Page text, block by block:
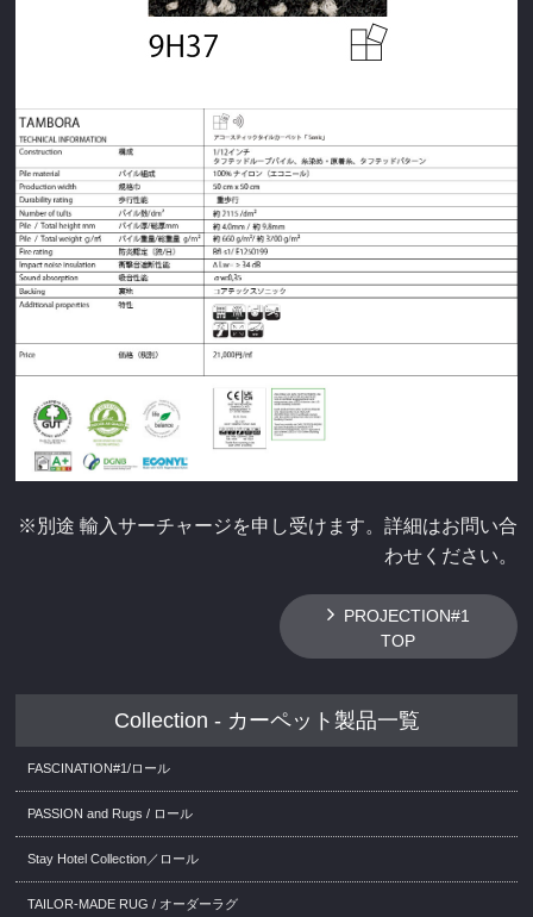
※別途 輸入サーチャージを申し受けます。詳細はお問い合
わせください。
PROJECTION#1
TOP
Collection - カーペット製品一覧
FASCINATION#1/ロール
PASSION and Rugs / ロール
Stay Hotel Collection／ロール
TAILOR-MADE RUG / オーダーラグ